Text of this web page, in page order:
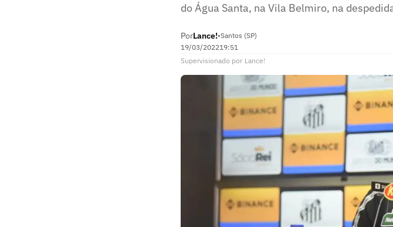
do Água Santa, na Vila Belmiro, na
PorLance!•Santos (SP)
19/03/202219:51
Supervisionado por Lance!